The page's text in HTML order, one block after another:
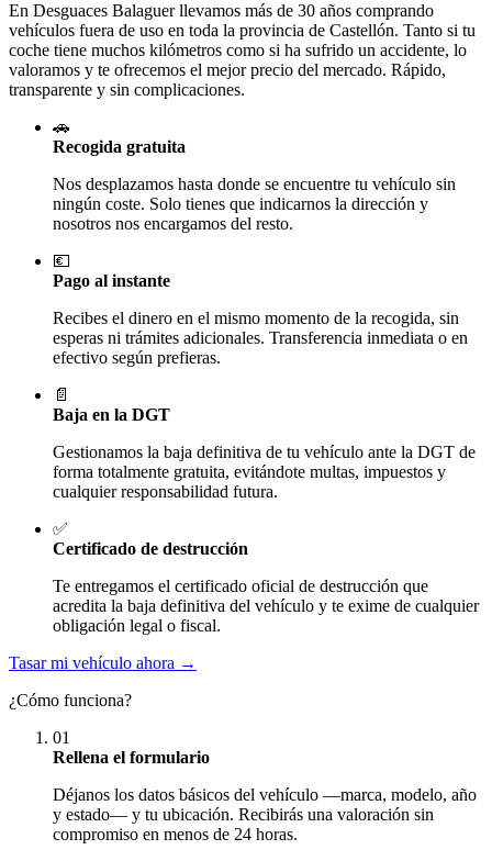
En Desguaces Balaguerllevamos más de 30 años comprando
vehículos fuera de uso en toda la provincia de Castellón. Tanto si tu
coche tiene muchos kilómetros como si ha sufrido un accidente, lo
valoramos y te ofrecemos el mejor precio del mercado. Rápido,
transparente y sin complicaciones.
🚗
Recogida gratuita
Nos desplazamos hasta donde se encuentre tu vehículo sin
ningún coste. Solo tienes que indicarnos la dirección y
nosotros nos encargamos del resto.
💶
Pago al instante
Recibes el dinero en el mismo momento de la recogida, sin
esperas ni trámites adicionales. Transferencia inmediata o en
efectivo según prefieras.
📄
Baja en la DGT
Gestionamos la baja definitiva de tu vehículo ante la DGT de
forma totalmente gratuita, evitándote multas, impuestos y
cualquier responsabilidad futura.
✅
Certificado de destrucción
Te entregamos el certificado oficial de destrucción que
acredita la baja definitiva del vehículo y te exime de cualquier
obligación legal o fiscal.
Tasar mi vehículo ahora →
¿Cómo funciona?
01
Rellena el formulario
Déjanos los datos básicos del vehículo —marca, modelo, año
y estado— y tu ubicación. Recibirás una valoración sin
compromiso en menos de 24 horas.